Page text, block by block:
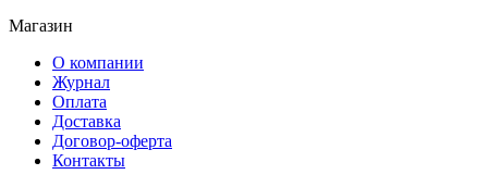
Магазин
О компании
Журнал
Оплата
Доставка
Договор-оферта
Контакты